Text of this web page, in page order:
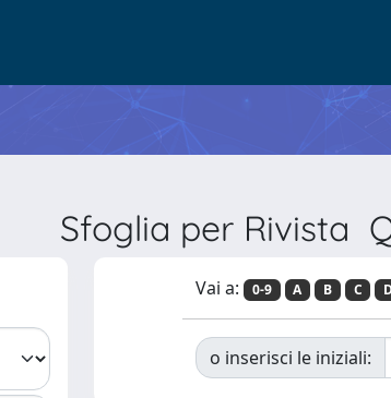
Sfoglia per Rivista
Vai a: 0-9 A B C
o inserisci le iniziali: